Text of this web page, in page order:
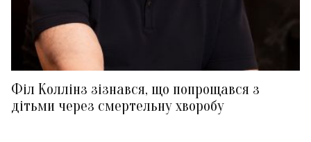
Філ Коллінз зізнався, що попрощався з
дітьми через смертельну хворобу